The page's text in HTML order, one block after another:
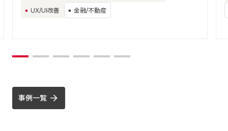
UX/UI改善 金融/不動産
事例一覧